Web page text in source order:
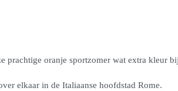
oranje sportzomer wat extra kleur
elkaar in de Italiaanse hoofdstad Rome.